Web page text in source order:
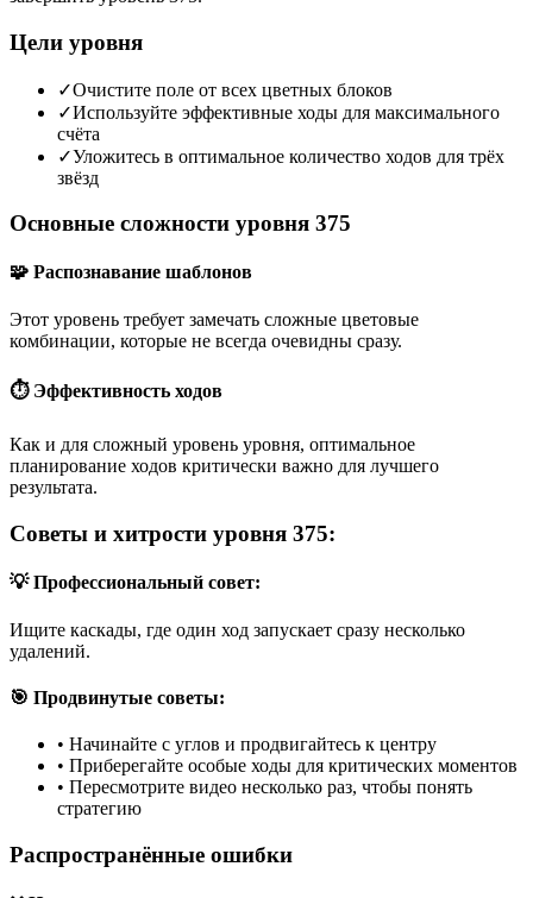
Цели уровня
✓Очистите поле от всех цветных блоков
✓Используйте эффективные ходы для максимального
счёта
✓Уложитесь в оптимальное количество ходов для трёх
звёзд
Основные сложности уровня 375
🧩 Распознавание шаблонов
Этот уровень требует замечать сложные цветовые
комбинации, которые не всегда очевидны сразу.
⏱️ Эффективность ходов
Как и для сложный уровень уровня, оптимальное
планирование ходов критически важно для лучшего
результата.
Советы и хитрости уровня 375:
💡 Профессиональный совет:
Ищите каскады, где один ход запускает сразу несколько
удалений.
🎯 Продвинутые советы:
• Начинайте с углов и продвигайтесь к центру
• Приберегайте особые ходы для критических моментов
• Пересмотрите видео несколько раз, чтобы понять
стратегию
Распространённые ошибки